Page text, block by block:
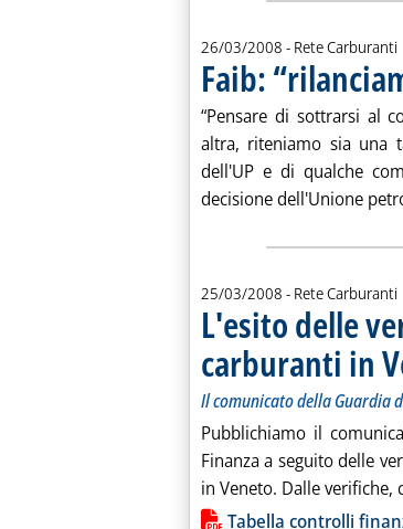
26/03/2008 - Rete Carburanti
Faib:
“Pensare di sottrarsi al
altra, riteniamo sia una
dell'UP e di qualche
decisione dell'Unione
25/03/2008 - Rete Carburanti
L'esito delle
carburanti in
Il comunicato della Guardia
Pubblichiamo il
Finanza a seguito delle
in Veneto. Dalle verifiche,
Tabella controlli